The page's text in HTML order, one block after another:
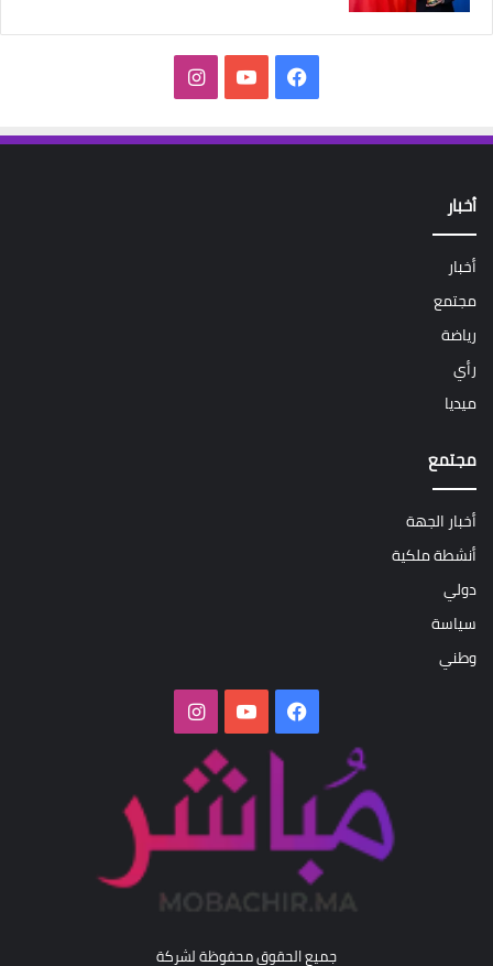
فيسبوك‫YouTubeانستقرام
أخبار
أخبار
مجتمع
رياضة
رأي
ميديا
مجتمع
أخبار الجهة
أنشطة ملكية
دولي
سياسة
وطني
فيسبوك‫YouTubeانستقرام
جميع الحقوق محفوظة لشركة